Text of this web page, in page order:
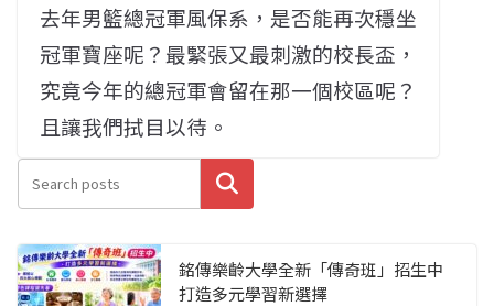
去年男籃總冠軍風保系，是否能再次穩坐
冠軍寶座呢？最緊張又最刺激的校長盃，
究竟今年的總冠軍會留在那一個校區呢？
且讓我們拭目以待。
搜尋
銘傳樂齡大學全新「傳奇班」招生中
打造多元學習新選擇